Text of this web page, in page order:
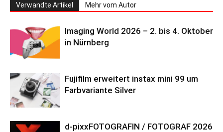
Verwandte Artikel Mehr vom Autor
Imaging World 2026 – 2. bis 4. Oktober
in Nürnberg
Fujifilm erweitert instax mini 99 um
Farbvariante Silver
d-pixxFOTOGRAFIN / FOTOGRAF 2026